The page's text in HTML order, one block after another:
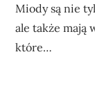
Miody są nie
ale także mają
które…